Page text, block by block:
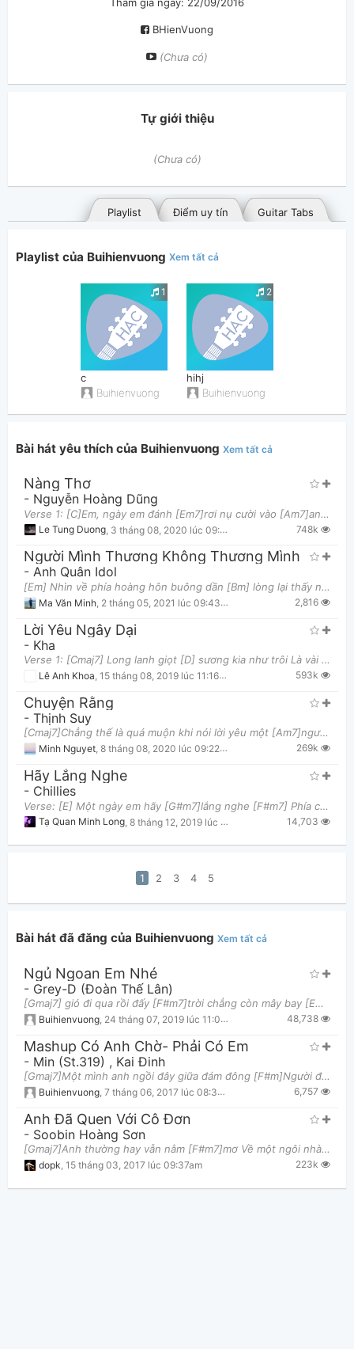
BHienVuong
(Chưa có)
Tự giới thiệu
(Chưa có)
Guitar Tabs
Điểm uy tín
Playlist
Bài hát yêu thích
Bài hát đã đăng
Thông tin chung
Playlist của Buihienvuong Xem tất cả
1
c
Buihienvuong
2
hihj
Buihienvuong
Bài hát yêu thích của Buihienvuong Xem tất cả
Nàng Thơ
- Nguyễn Hoàng Dũng
Verse 1: [C]Em, ngày em đánh [Em7]rơi nụ cười vào [Am7]anh [Gm7]Có nghĩ sau [C7]này em sẽ [F]chờ
Le Tung Duong 3 tháng 08, 2020 lúc 09:19pm 748k
Người Mình Thương Không Thương Mình
- Anh Quân Idol
[Em] Nhìn về phía hoàng hôn buông dần [Bm] lòng lại thấy nhớ em vạn lần [Am] Tình còn đây cớ [D] sa
Ma Văn Minh 2 tháng 05, 2021 lúc 09:43pm 2,816
Lời Yêu Ngây Dại
- Kha
Verse 1: [Cmaj7] Long lanh giọt [D] sương kia như trôi Là vài câu [Bm] nói chưa kịp nghĩ [Em] tới
Lê Anh Khoa 15 tháng 08, 2019 lúc 11:16am 593k
Chuyện Rằng
- Thịnh Suy
[Cmaj7]Chẳng thế là quá muộn khi nói lời yêu một [Am7]người Chẳng thế là quá muộn khi ta hoài tiếc
Minh Nguyet, 8 tháng 08, 2020 lúc 09:22pm 269k
Hãy Lắng Nghe
- Chillies
Verse: [E] Một ngày em hãy [G#m7]lắng nghe [F#m7] Phía chân trời [B9]xa đôi lời yêu thương [E] Lò
Tạ Quan Minh Long 8 tháng 12, 2019 lúc 01:09pm 14,703
1 2 3 4 5
Bài hát đã đăng của Buihienvuong Xem tất cả
Ngủ Ngoan Em Nhé
- Grey-D (Đoàn Thế Lân)
[Gmaj7] gió đi qua rồi đấy [F#m7]trời chẳng còn mây bay [Em7]phố đang[A7] yên bình đi vào[Dmaj7] t
Buihienvuong 24 tháng 07, 2019 lúc 11:03pm 48,738
Mashup Có Anh Chờ- Phải Có Em
- Min (St.319) , Kai Đinh
[Gmaj7]Một mình anh ngồi đây giữa đám đông [F#m]Người đi qua đi qua thành [B7]từng dòng Trên sân
Buihienvuong 7 tháng 06, 2017 lúc 08:37pm 6,757
Anh Đã Quen Với Cô Đơn
- Soobin Hoàng Sơn
[Gmaj7]Anh thường hay vẫn nằm [F#m7]mơ Về một ngôi nhà, [Em7]ở một nơi chỉ [A7]có đôi [Dmaj7]ta
dopk, 15 tháng 03, 2017 lúc 09:37am 223k